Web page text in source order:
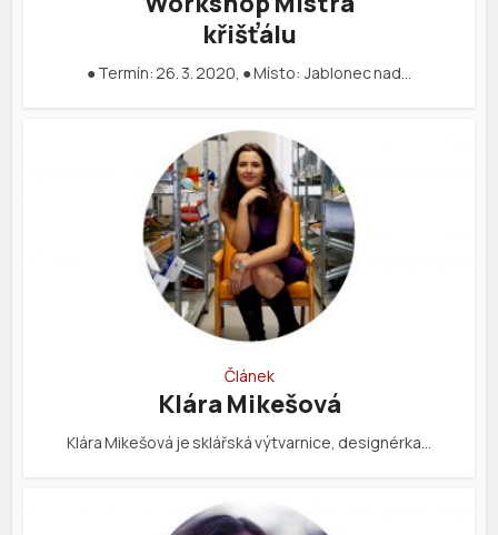
křišťálu
● Termín: 26. 3. 2020, ● Místo: Jablonec nad…
Článek
Klára Mikešová
Klára Mikešová je sklářská výtvarnice, designérka…